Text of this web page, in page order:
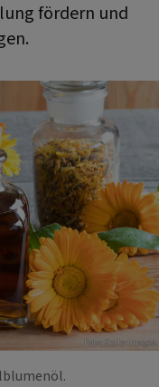
fördern und
Foto: Getty Images